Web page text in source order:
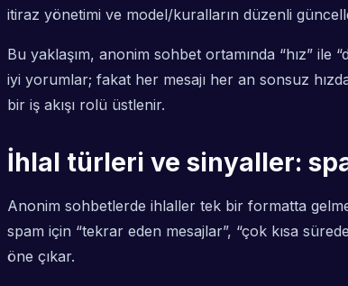
itiraz yönetimi ve model/kuralların düzenli
Bu yaklaşım, anonim sohbet ortamında “hız” ile
iyi yorumlar; fakat her mesajı her an sonsuz
bir iş akışı rolü üstlenir.
İhlal türleri ve sinyaller:
Anonim sohbetlerde ihlaller tek bir formatta
spam için “tekrar eden mesajlar”, “çok kısa
öne çıkar.